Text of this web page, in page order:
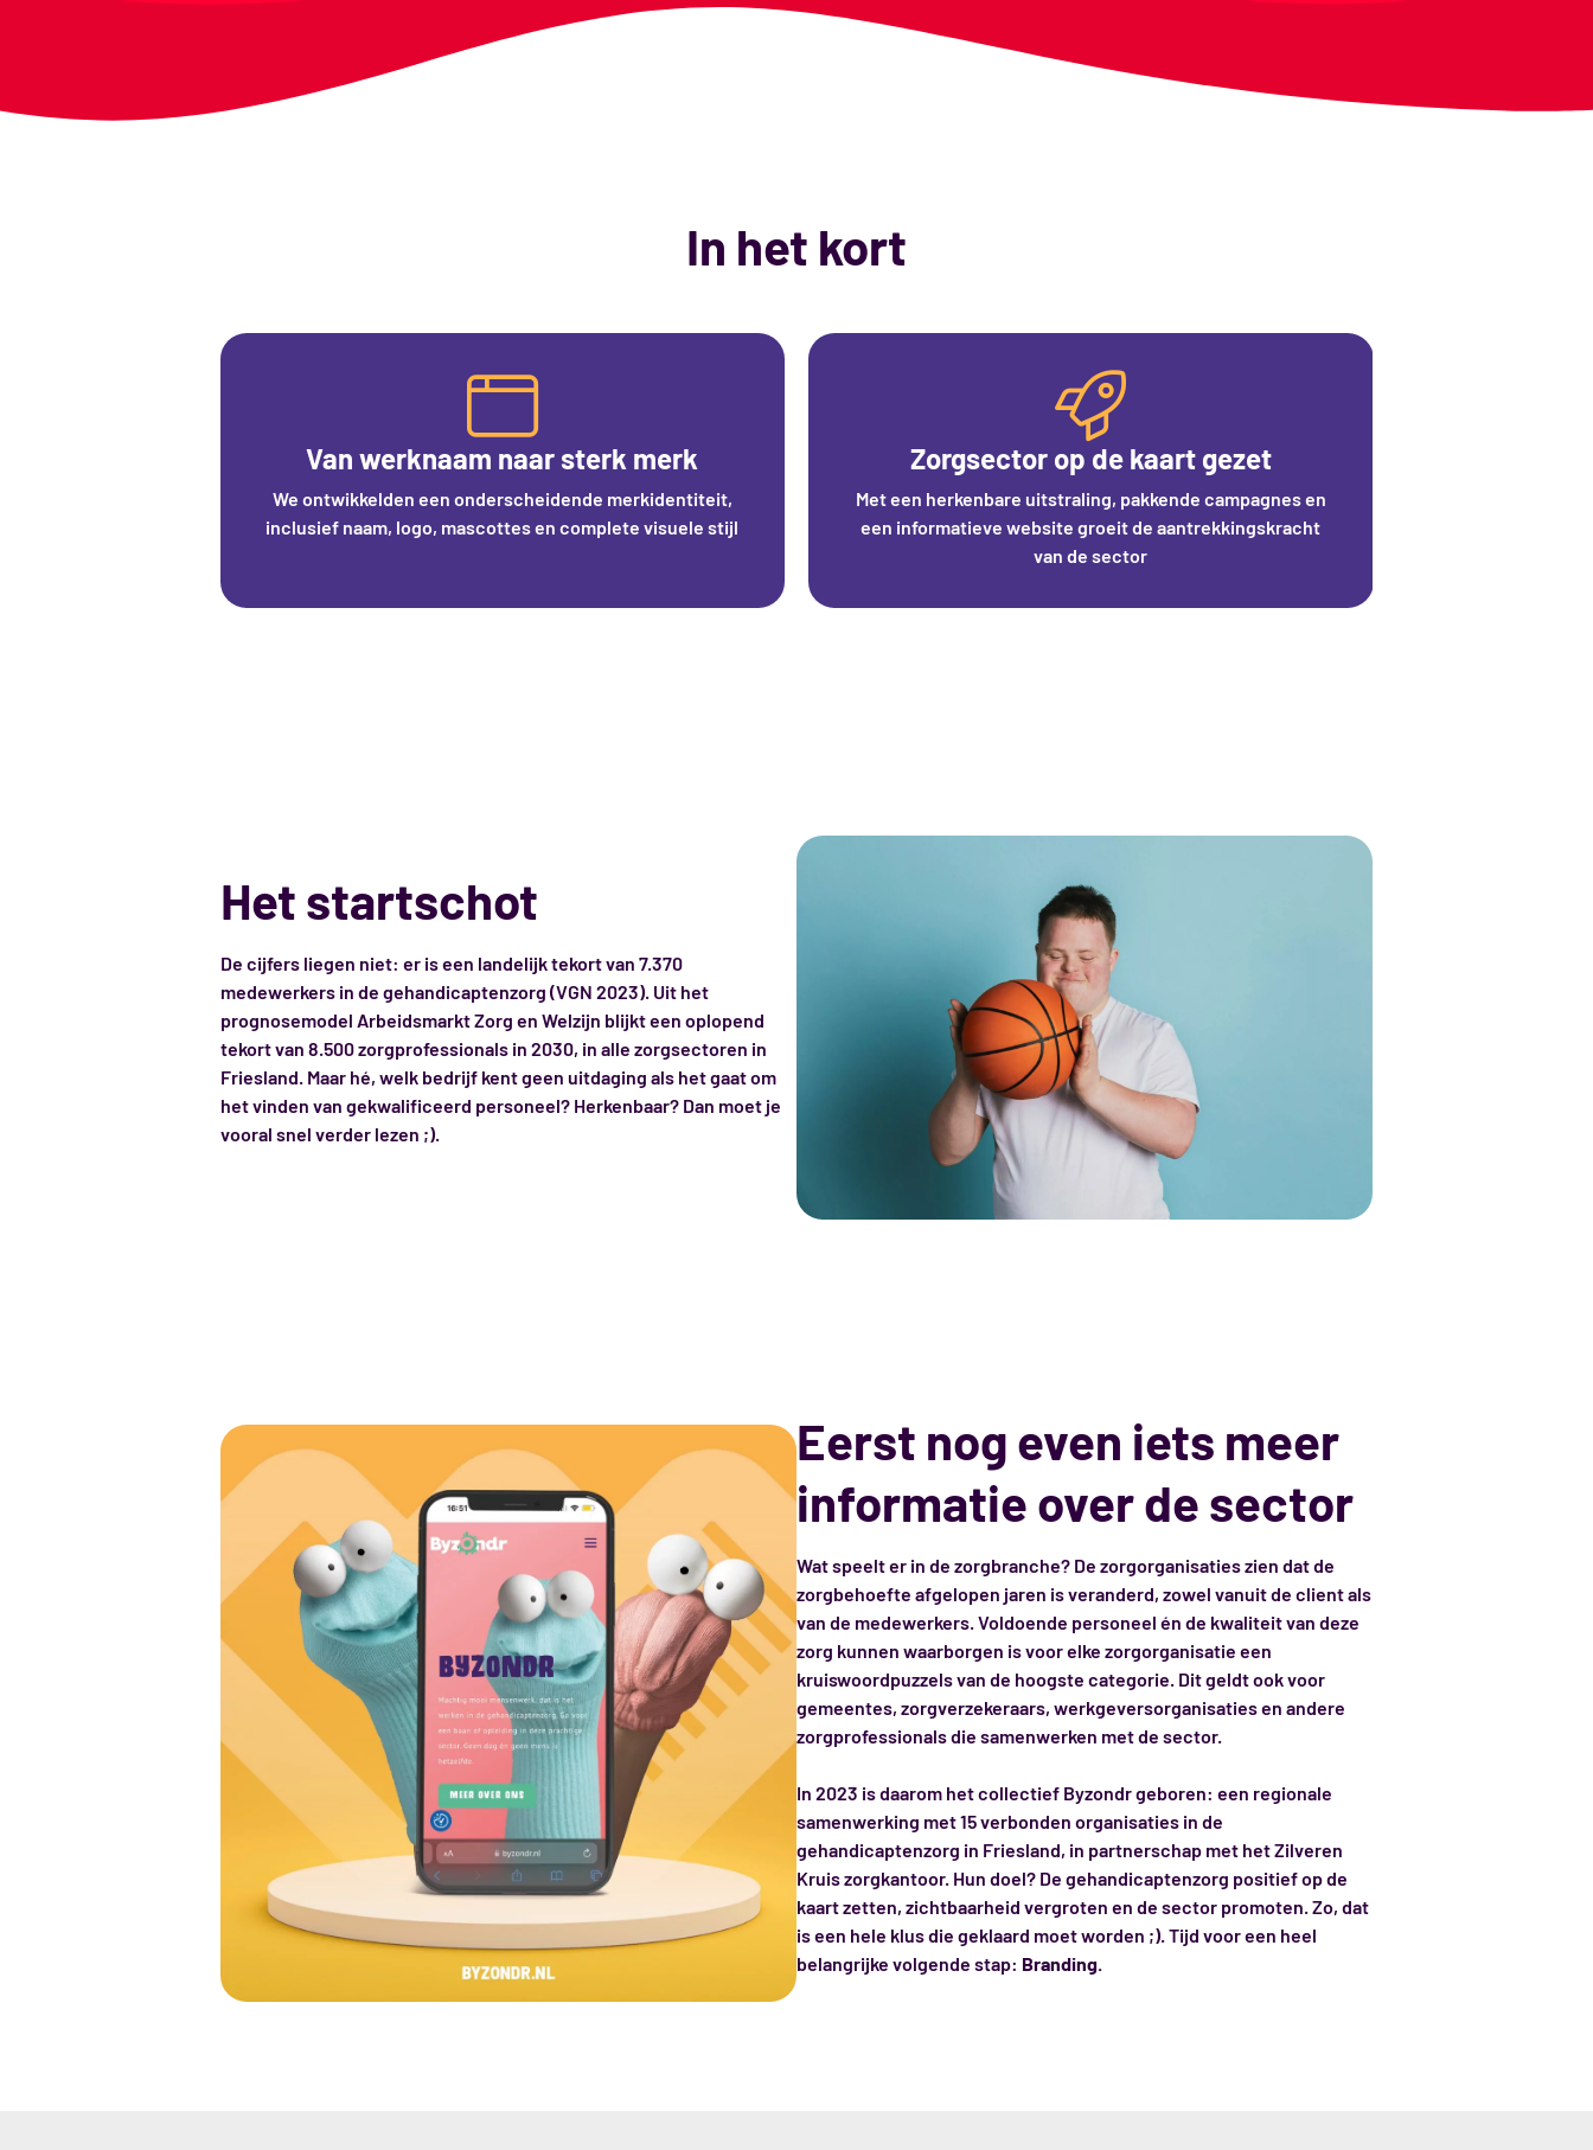
In het kort
Van werknaam naar sterk merk
We ontwikkelden een onderscheidende merkidentiteit,
inclusief naam, logo, mascottes en complete visuele stijl
Zorgsector op de kaart gezet
Met een herkenbare uitstraling, pakkende campagnes en
een informatieve website groeit de aantrekkingskracht
van de sector
Het startschot
De cijfers liegen niet: er is een landelijk tekort van 7.370
medewerkers in de gehandicaptenzorg (VGN 2023). Uit het
prognosemodel Arbeidsmarkt Zorg en Welzijn blijkt een oplopend
tekort van 8.500 zorgprofessionals in 2030, in alle zorgsectoren in
Friesland. Maar hé, welk bedrijf kent geen uitdaging als het gaat om
het vinden van gekwalificeerd personeel? Herkenbaar? Dan moet je
vooral snel verder lezen ;).
Eerst nog even iets meer
informatie over de sector
Wat speelt er in de zorgbranche? De zorgorganisaties zien dat de
zorgbehoefte afgelopen jaren is veranderd, zowel vanuit de client als
van de medewerkers. Voldoende personeel én de kwaliteit van deze
zorg kunnen waarborgen is voor elke zorgorganisatie een
kruiswoordpuzzels van de hoogste categorie. Dit geldt ook voor
gemeentes, zorgverzekeraars, werkgeversorganisaties en andere
zorgprofessionals die samenwerken met de sector.
In 2023 is daarom het collectief Byzondr geboren: een regionale
samenwerking met 15 verbonden organisaties in de
gehandicaptenzorg in Friesland, in partnerschap met het Zilveren
Kruis zorgkantoor. Hun doel? De gehandicaptenzorg positief op de
kaart zetten, zichtbaarheid vergroten en de sector promoten. Zo, dat
is een hele klus die geklaard moet worden ;). Tijd voor een heel
belangrijke volgende stap: Branding.